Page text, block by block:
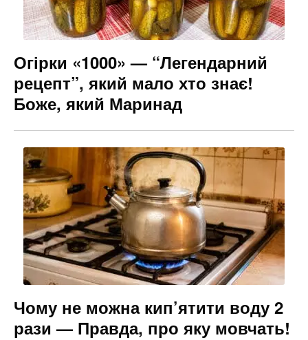
Огірки «1000» — “Легендарний
рецепт”, який мало хто знає!
Боже, який Маринад
Чому не можна кип’ятити воду 2
рази — Правда, про яку мовчать!